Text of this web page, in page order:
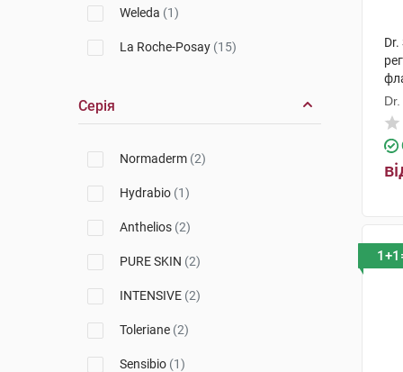
Weleda (1)
La Roche-Posay (15)
Серія
Normaderm (2)
Hydrabio (1)
Anthelios (2)
PURE SKIN (2)
INTENSIVE (2)
Toleriane (2)
Sensibio (1)